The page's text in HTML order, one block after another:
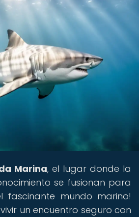
Marina, el lugar donde la
se fusionan para
fascinante mundo marino!
un encuentro seguro con